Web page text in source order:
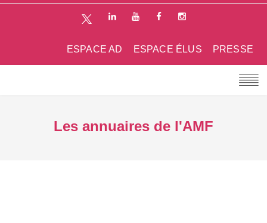
PRESSE
ESPACE ÉLUS
ESPACE AD
Les annuaires de l'AMF